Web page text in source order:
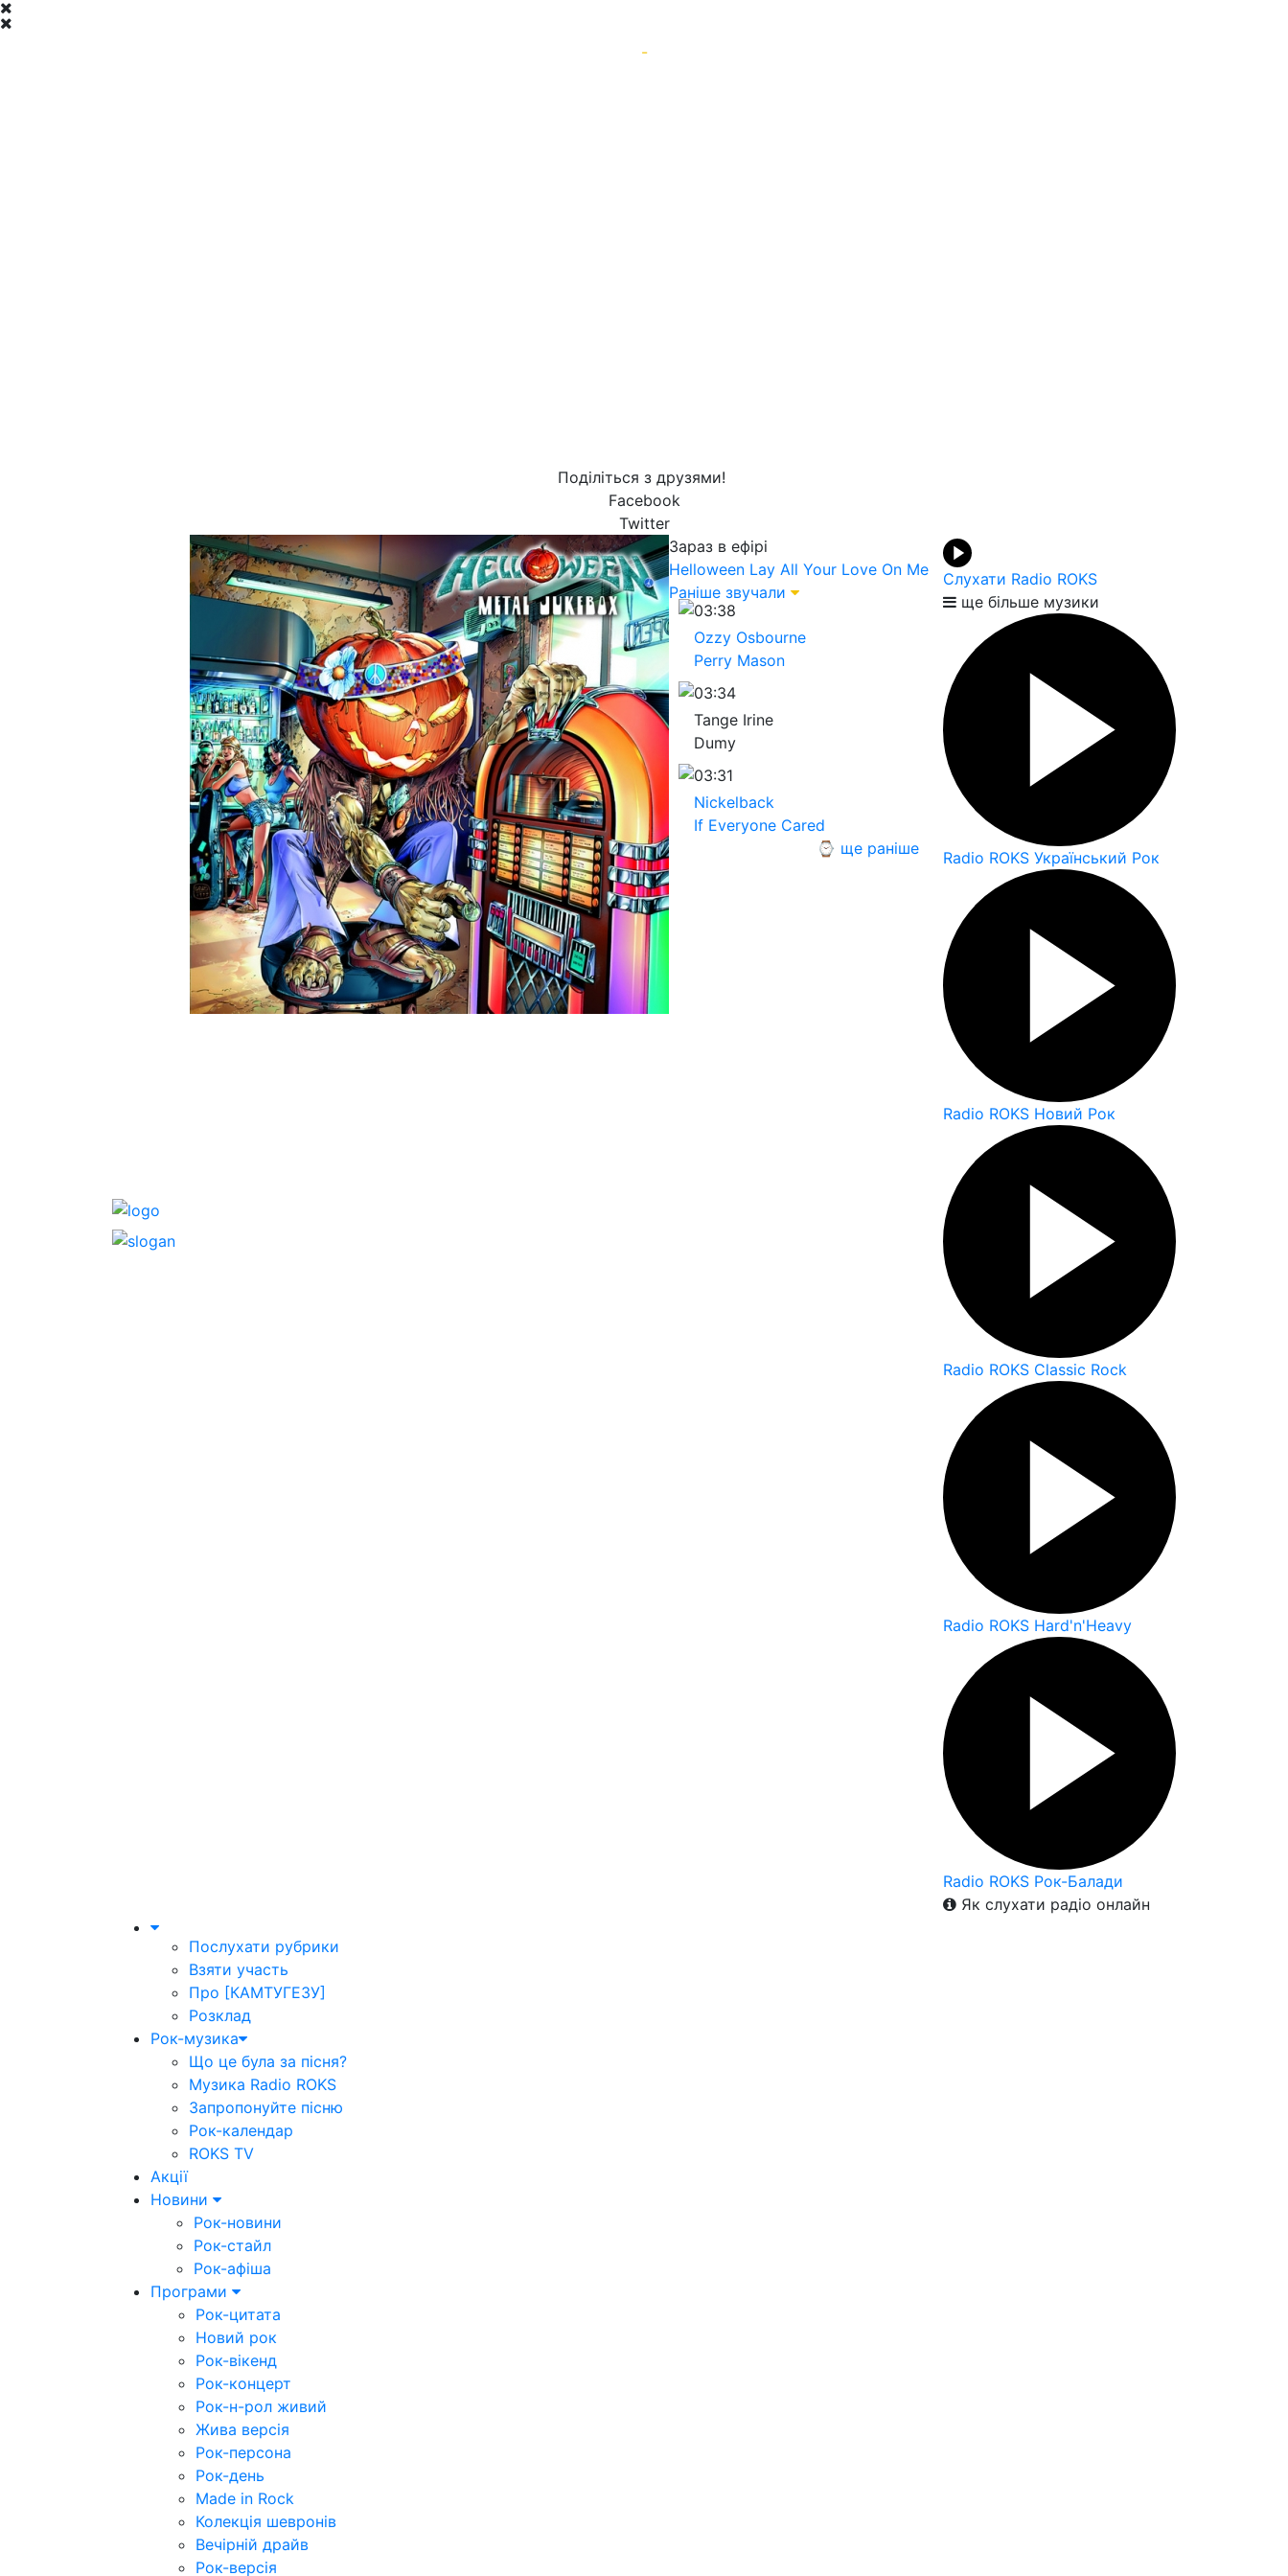
-
Поділіться з друзями!
Facebook
Twitter
Зараз в ефірі
Helloween Lay All Your Love On Me
Раніше звучали
03:38
Ozzy Osbourne
Perry Mason
03:34
Tange Irine
Dumy
03:31
Nickelback
If Everyone Cared
⌚ ще раніше
Слухати Radio ROKS
ще більше музики
Radio ROKS Український Рок
Radio ROKS Новий Рок
Radio ROKS Classic Rock
Radio ROKS Hard'n'Heavy
Radio ROKS Рок-Балади
Як слухати радіо онлайн
Послухати рубрики
Взяти участь
Про [КАМТУГЕЗУ]
Розклад
Рок-музика
Що це була за пісня?
Музика Radio ROKS
Запропонуйте пісню
Рок-календар
ROKS TV
Акції
Новини
Рок-новини
Рок-стайл
Рок-афіша
Програми
Рок-цитата
Новий рок
Рок-вікенд
Рок-концерт
Рок-н-рол живий
Жива версія
Рок-персона
Рок-день
Made in Rock
Колекція шевронів
Вечірній драйв
Рок-версія